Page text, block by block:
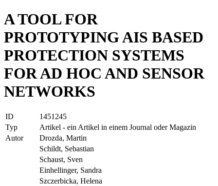
A TOOL FOR
PROTOTYPING AIS BASED
PROTECTION SYSTEMS
FOR AD HOC AND SENSOR
NETWORKS
ID
1451245
Typ
Artikel - ein Artikel in einem Journal oder Magazin
Autor
Drozda, Martin
Schildt, Sebastian
Schaust, Sven
Einhellinger, Sandra
Szczerbicka, Helena